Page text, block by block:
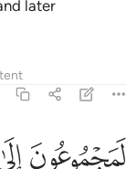
later
لمجموعون الى ميقات
لَمَجْمُوعُونَ إِلَىٰ
ﳗ